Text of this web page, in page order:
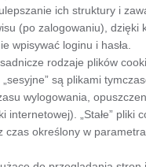
ich struktury i
(po zalogowaniu), dzięki
wpisywać loginu i hasła.
rodzaje plików
są plikami
wylogowania,
internetowej). „Stałe” pliki
określony w